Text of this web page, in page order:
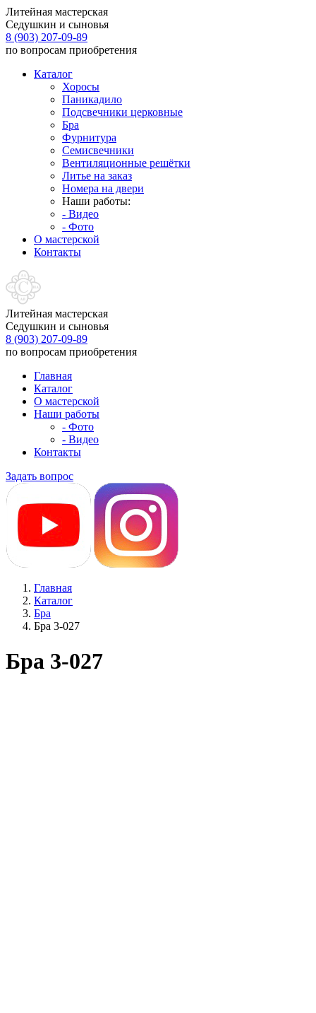
Литейная мастерская
Седушкин и сыновья
8 (903) 207-09-89
по вопросам приобретения
Каталог
Хоросы
Паникадило
Подсвечники церковные
Бра
Фурнитура
Семисвечники
Вентиляционные решётки
Литье на заказ
Номера на двери
Наши работы:
- Видео
- Фото
О мастерской
Контакты
Литейная мастерская
Седушкин и сыновья
8 (903) 207-09-89
по вопросам приобретения
Главная
Каталог
О мастерской
Наши работы
- Фото
- Видео
Контакты
Задать вопрос
Главная
Каталог
Бра
Бра 3-027
Бра 3-027